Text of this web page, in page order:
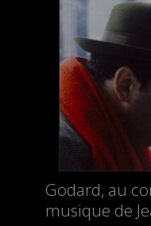
Godard, au
musique de